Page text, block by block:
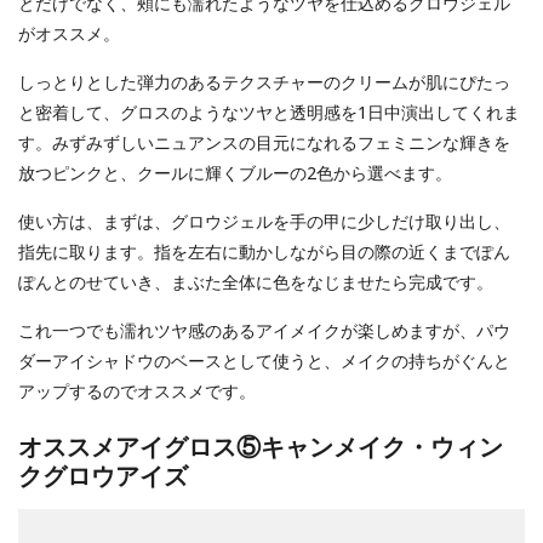
がオススメ。
しっとりとした弾力のあるテクスチャーのクリームが肌にぴたっ
と密着して、グロスのようなツヤと透明感を1日中演出してくれま
す。みずみずしいニュアンスの目元になれるフェミニンな輝きを
放つピンクと、クールに輝くブルーの2色から選べます。
使い方は、まずは、グロウジェルを手の甲に少しだけ取り出し、
指先に取ります。指を左右に動かしながら目の際の近くまでぽん
ぽんとのせていき、まぶた全体に色をなじませたら完成です。
これ一つでも濡れツヤ感のあるアイメイクが楽しめますが、パウ
ダーアイシャドウのベースとして使うと、メイクの持ちがぐんと
アップするのでオススメです。
オススメアイグロス⑤キャンメイク・ウィン
クグロウアイズ